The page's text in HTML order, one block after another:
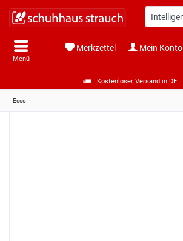
Kostenloser Versand in DE
Menü
Merkzettel Mein Konto
Ecco